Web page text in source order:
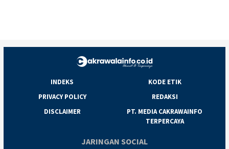
INDEKS
KODE ETIK
PRIVACY POLICY
REDAKSI
DISCLAIMER
PT. MEDIA CAKRAWAINFO
TERPERCAYA
JARINGAN SOCIAL